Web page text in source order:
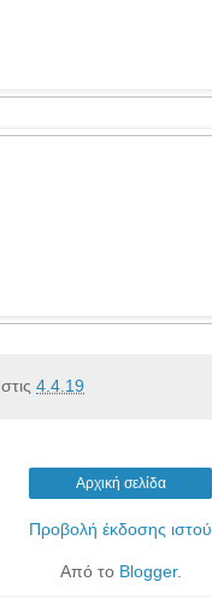
στις 4.4.19
Αρχική σελίδα
Προβολή έκδοσης ιστού
Από το Blogger.